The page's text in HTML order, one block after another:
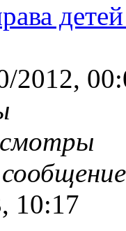
2012,
10:17